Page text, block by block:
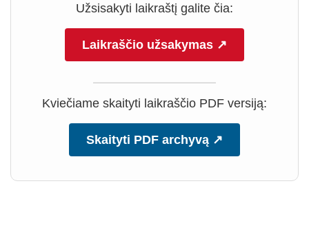
Užsisakyti laikraštį galite čia:
Laikraščio užsakymas ↗
Kviečiame skaityti laikraščio PDF versiją:
Skaityti PDF archyvą ↗